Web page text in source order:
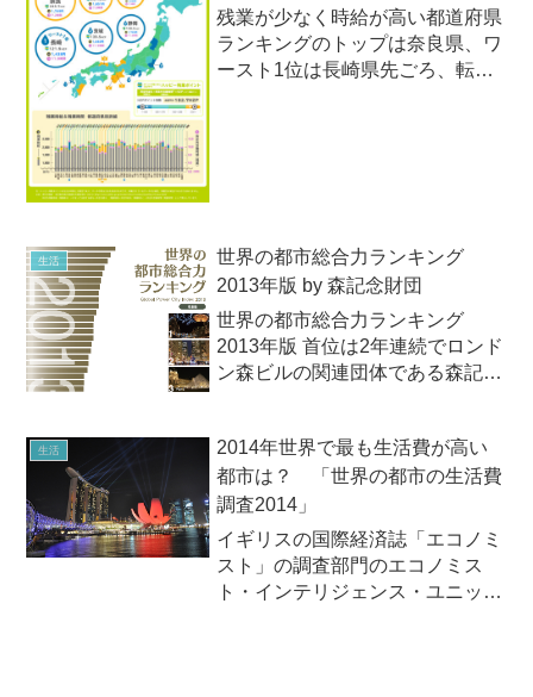
「主婦が幸せに暮らせる街」...
残業が少なく時給が高い都道府県
ランキングのトップは奈良県、ワ
ースト1位は長崎県先ごろ、転職
生活
世界の都市総合力ランキング
2013年版 by 森記念財団
世界の都市総合力ランキング
2013年版 首位は2年連続でロンド
ン森ビルの関連団体である森記念
力などを比較した「世界の都市総
合力ランキング2013年版」
（Global Pow...
生活
2014年世界で最も生活費が高い
都市は？ 「世界の都市の生活費
調査2014」
イギリスの国際経済誌「エコノミ
スト」の調査部門のエコノミス
ト・インテリジェンス・ユニット